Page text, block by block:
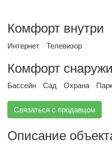
Комфорт внутри
Интернет Телевизор
Комфорт снаружи
Бассейн Сад Охрана
Связаться с продавцом
Описание